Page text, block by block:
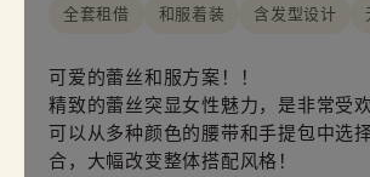
全套租借 和服着装 含发型设计
可爱的蕾丝和服方案！！
精致的蕾丝突显女性魅力，是非常受
可以从多种颜色的腰带和手提包中选
合，大幅改变整体搭配风格！